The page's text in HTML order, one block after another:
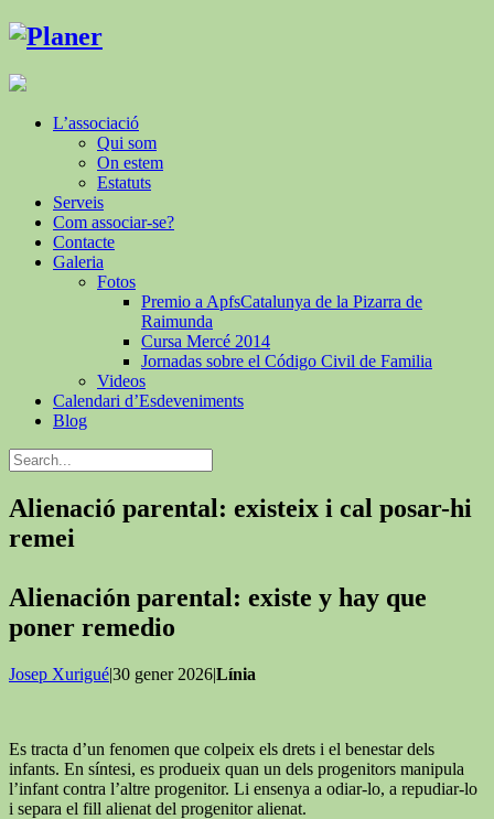
L’associació
Qui som
On estem
Estatuts
Serveis
Com associar-se?
Contacte
Galeria
Fotos
Premio a ApfsCatalunya de la Pizarra de
Raimunda
Cursa Mercé 2014
Jornadas sobre el Código Civil de Familia
Videos
Calendari d’Esdeveniments
Blog
Alienació parental: existeix i cal posar-hi
remei
Alienación parental: existe y hay que
poner remedio
Josep Xurigué|30 gener 2026|Línia
Es tracta d’un fenomen que colpeix els drets i el benestar dels
infants. En síntesi, es produeix quan un dels progenitors manipula
l’infant contra l’altre progenitor. Li ensenya a odiar-lo, a repudiar-lo
i separa el fill alienat del progenitor alienat.